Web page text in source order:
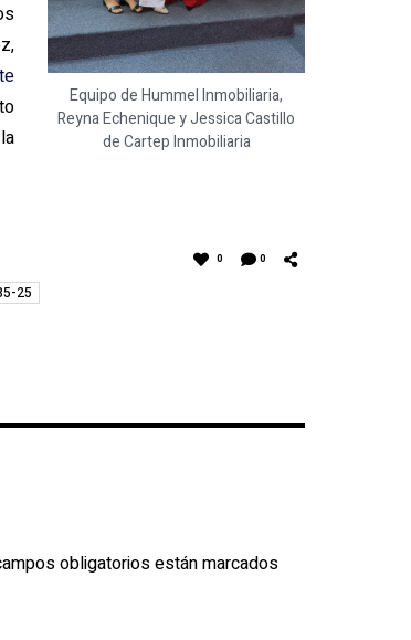
Equipo de Hummel Inmobiliaria,
Reyna Echenique y Jessica Castillo
de Cartep Inmobiliaria
25
0 0
obligatorios están marcados